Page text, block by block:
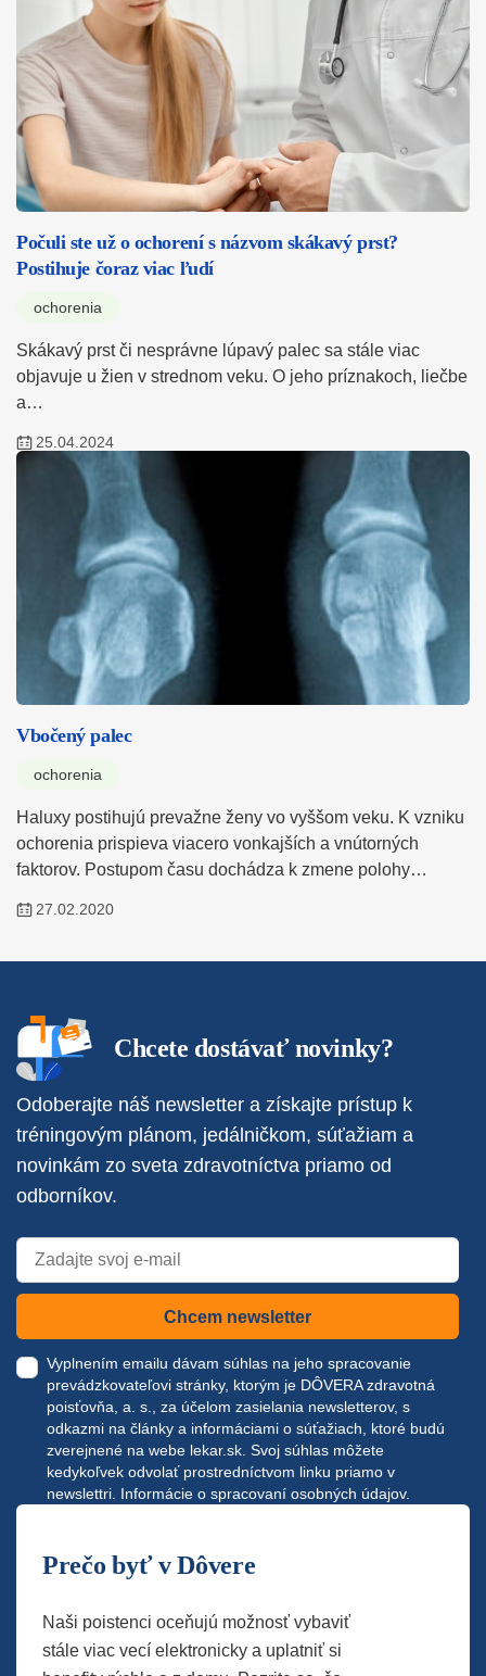
Počuli ste už o ochorení s názvom skákavý prst?
Postihuje čoraz viac ľudí
ochorenia
Skákavý prst či nesprávne lúpavý palec sa stále viac
objavuje u žien v strednom veku. O jeho príznakoch, liečbe
a…
25.04.2024
Vbočený palec
ochorenia
Haluxy postihujú prevažne ženy vo vyššom veku. K vzniku
ochorenia prispieva viacero vonkajších a vnútorných
faktorov. Postupom času dochádza k zmene polohy…
27.02.2020
Chcete dostávať novinky?
Odoberajte náš newsletter a získajte prístup k
tréningovým plánom, jedálničkom, súťažiam a
novinkám zo sveta zdravotníctva priamo od
odborníkov.
Chcem newsletter
Vyplnením emailu dávam súhlas na jeho spracovanie
prevádzkovateľovi stránky, ktorým je DÔVERA zdravotná
poisťovňa, a. s., za účelom zasielania newsletterov, s
odkazmi na články a informáciami o súťažiach, ktoré budú
zverejnené na webe lekar.sk. Svoj súhlas môžete
kedykoľvek odvolať prostredníctvom linku priamo v
newslettri. Informácie o spracovaní osobných údajov.
Prečo byť v Dôvere
Naši poistenci oceňujú možnosť vybaviť
stále viac vecí elektronicky a uplatniť si